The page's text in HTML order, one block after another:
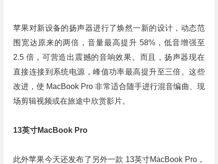
苹果对新设备的扬声器进行了焕然一新的设计，动态范
围宽达原来的两倍，音量最高提升 58%，低音增强至
2.5 倍，可营造出震撼的音响效果。而且，扬声器现在
直接连接到系统电源，峰值功率最高提升至三倍。这些
改进，使 MacBook Pro 非常适合随手进行混音编曲、现
场剪辑视频或在旅途中欣赏影片。
13英寸MacBook Pro
此外苹果今天还发布了另外一款 13英寸MacBook Pro，